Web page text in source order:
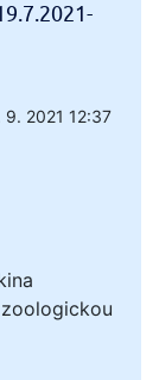
9. 2021 12:37